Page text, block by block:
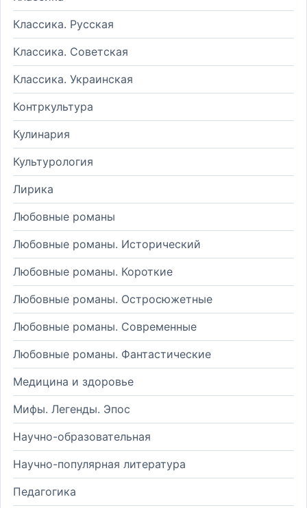
Классика. Русская
Классика. Советская
Классика. Украинская
Контркультура
Кулинария
Культурология
Лирика
Любовные романы
Любовные романы. Исторический
Любовные романы. Короткие
Любовные романы. Остросюжетные
Любовные романы. Современные
Любовные романы. Фантастические
Медицина и здоровье
Мифы. Легенды. Эпос
Научно-образовательная
Научно-популярная литература
Педагогика